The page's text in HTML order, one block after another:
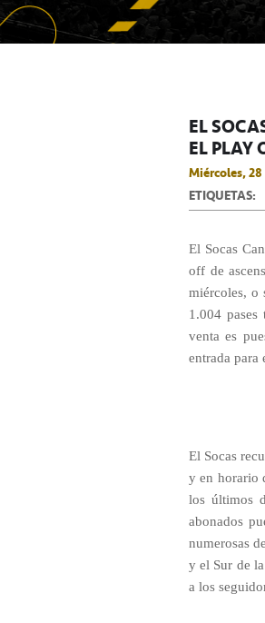
EL
EL PLAY
Miércoles,
ETIQUETAS:
El Socas
off de
miércoles, o
1.004
venta es
entrada para
El Socas
y en horario
los últimos
abonados
numerosas
y el Sur de
a los